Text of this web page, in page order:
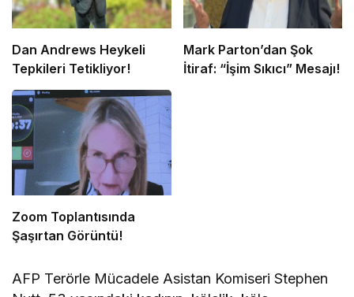
Dan Andrews Heykeli
Tepkileri Tetikliyor!
Mark Parton’dan Şok
İtiraf: “İşim Sıkıcı” Mesajı!
Zoom Toplantısında
Şaşırtan Görüntü!
AFP Terörle Mücadele Asistan Komiseri Stephen